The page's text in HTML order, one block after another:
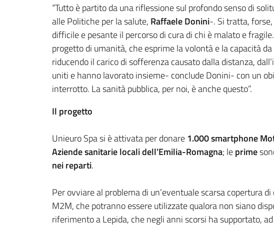
“Tutto è partito da una riflessione sul profondo senso di
alle Politiche per la salute, Raffaele Donini-. Si tratta,
difficile e pesante il percorso di cura di chi è malato e
progetto di umanità, che esprime la volontà e la capacità
riducendo il carico di sofferenza causato dalla distanza,
uniti e hanno lavorato insieme- conclude Donini- con un
interrotto. La sanità pubblica, per noi, è anche questo”.
Il progetto
Unieuro Spa si è attivata per donare1.000 smartphone
Aziende sanitarie locali dell’Emilia-Romagna; leprime
nei reparti.
Per ovviare al problema di un’eventuale scarsa copertura
M2M, che potranno essere utilizzate qualora non siano
riferimento a Lepida, che negli anni scorsi ha supportato,